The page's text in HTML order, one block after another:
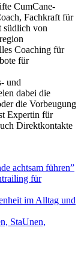
CumCane-
Fachkraft für
südlich von
Coaching für
für
und
dabei die
die Vorbeugung
Expertin für
Direktkontakte
achtsam führen”
für
im Alltag und
StaUnen,